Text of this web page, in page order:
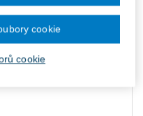
děti, progresivní sazba
základ daně
nejlepšího“
cookie
cookie